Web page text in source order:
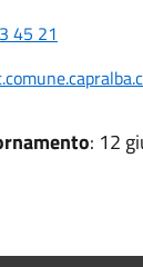
45 21
: 12